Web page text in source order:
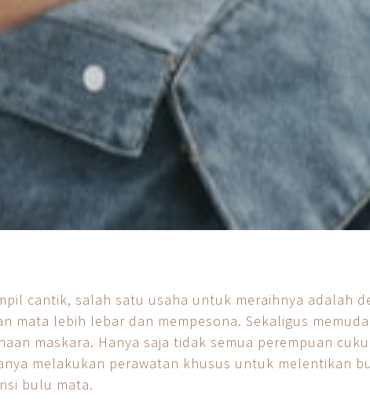
cantik, salah satu usaha untuk meraihnya adalah
mata lebih lebar dan mempesona. Sekaligus
maskara. Hanya saja tidak semua perempuan
melakukan perawatan khusus untuk melentikan
bulu mata.